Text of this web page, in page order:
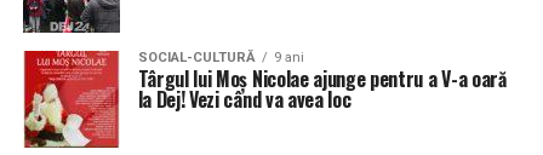
SOCIAL-CULTURĂ 9 ani
Târgul lui Moș Nicolae ajunge pentru a V-a oară
la Dej! Vezi când va avea loc